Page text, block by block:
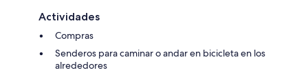
Actividades
Compras
Senderos para caminar o andar en bicicleta en los
alrededores